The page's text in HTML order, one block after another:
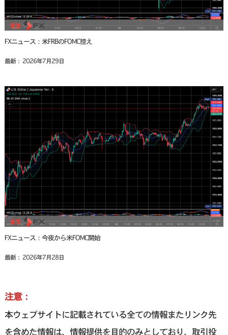
FXニュース：米FRBのFOMC控え
最新： 2026年7月29日
FXニュース：今夜から米FOMC開始
最新： 2026年7月28日
注意：
本ウェブサイトに記載されている全ての情報またリンク先
を含めた情報は、情報提供を目的のみとしており、取引投